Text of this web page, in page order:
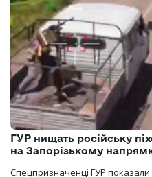
ГУР нищать російську
на Запорізькому
Спецпризначенці ГУР